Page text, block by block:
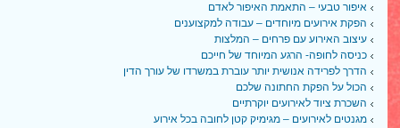
איפור טבעי – התאמת האיפור לאדם
הפקת אירועים מיוחדים – עבודה למקצוענים
עיצוב האירוע עם פרחים – המלצות
כניסה לחופה- הרגע המיוחד של חייכם
הדרך לפרידה אנושית יותר עוברת במשרדו של עורך הדין
הכול על הפקת החתונה שלכם
השכרת ציוד לאירועים יוקרתיים
מגנטים לאירועים – מגימיק קטן לחובה בכל אירוע